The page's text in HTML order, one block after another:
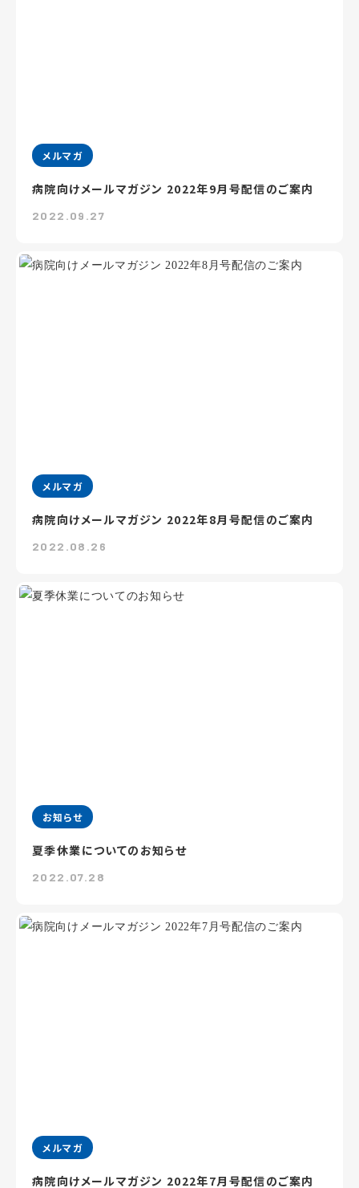
メルマガ
病院向けメールマガジン 2022年9月号配信のご案内
2022.09.27
メルマガ
病院向けメールマガジン 2022年8月号配信のご案内
2022.08.26
お知らせ
夏季休業についてのお知らせ
2022.07.28
メルマガ
病院向けメールマガジン 2022年7月号配信のご案内